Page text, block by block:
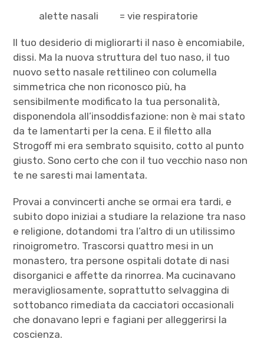
alette nasali = vie respiratorie
Il tuo desiderio di migliorarti il naso è encomiabile,
dissi. Ma la nuova struttura del tuo naso, il tuo
nuovo setto nasale rettilineo con columella
simmetrica che non riconosco più, ha
sensibilmente modificato la tua personalità,
disponendola all’insoddisfazione: non è mai stato
da te lamentarti per la cena. E il filetto alla
Strogoff mi era sembrato squisito, cotto al punto
giusto. Sono certo che con il tuo vecchio naso non
te ne saresti mai lamentata.
Provai a convincerti anche se ormai era tardi, e
subito dopo iniziai a studiare la relazione tra naso
e religione, dotandomi tra l’altro di un utilissimo
rinoigrometro. Trascorsi quattro mesi in un
monastero, tra persone ospitali dotate di nasi
disorganici e affette da rinorrea. Ma cucinavano
meravigliosamente, soprattutto selvaggina di
sottobanco rimediata da cacciatori occasionali
che donavano lepri e fagiani per alleggerirsi la
coscienza.